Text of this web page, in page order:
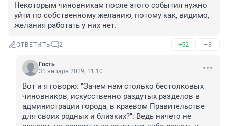
Некоторым чиновникам после этого события нужно
уйти по собственному желанию, потому как, видимо,
желания работать у них нет.
ОТВЕТИТЬ 2 +52 –3
Гость
31 января 2019, 11:10
Вот и я говорю: "Зачем нам столько бестолковых
чиновников, искусственно раздутых разделов в
администрации города, в краевом Правительстве
для своих родных и близких?". Ведь ничего не